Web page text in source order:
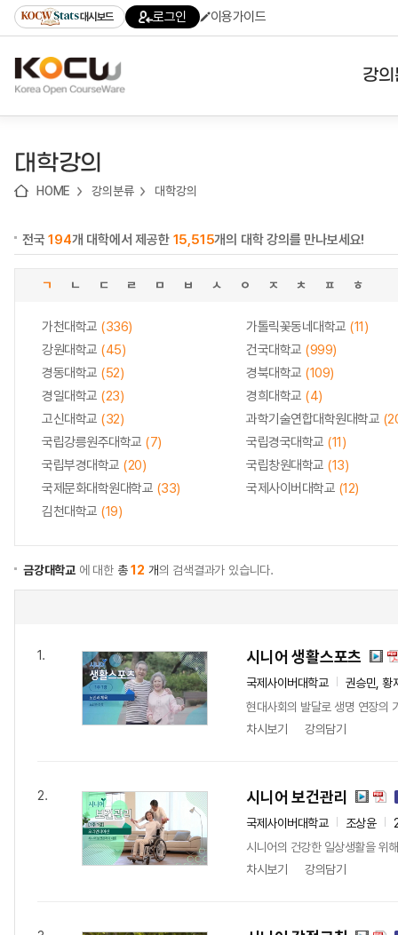
기
기
기
content)
가
대시보드 로그인 이용가이드
강
대학강의
HOME 강의분류 대학강의
전국194개 대학에서 제공한 15,515개의 대학 강의를 만나보세요!
ㄱ ㄴ ㄷ ㄹ ㅁ ㅂ ㅅ ㅇ ㅈ ㅊ ㅍ ㅎ
가천대학교 (336) 가톨릭꽃동네대학교 (11)
강원대학교 (45) 건국대학교 (999)
경동대학교 (52) 경북대학교 (109)
경일대학교 (23) 경희대학교 (4)
고신대학교 (32) 과학기술연합대학원대학교
국립강릉원주대학교 (7) 국립경국대학교 (11)
국립부경대학교 (20) 국립창원대학교 (13)
국제문화대학원대학교 (33) 국제사이버대학교 (12)
김천대학교 (19)
금강대학교 에 대한 총12 개의 검색결과가 있습니다.
1. 시니어 생활스포츠
국제사이버대학교
권승민, 황
현대사회의 발달로 생명 연장의
차시보기
강의담기
2. 시니어 보건관리
국제사이버대학교 조상윤
시니어의 건강한 일상생활을 위
차시보기
강의담기